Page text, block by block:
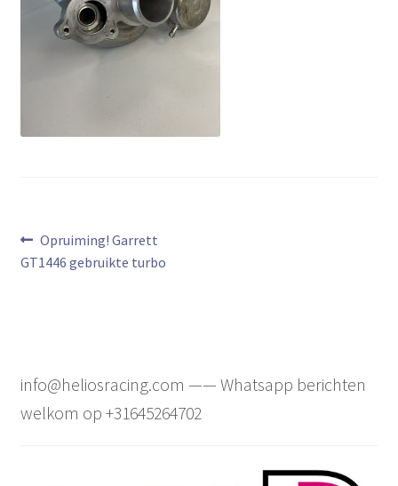
Bericht
navigatie
Vorig
bericht:
Opruiming! Garrett
GT1446 gebruikte turbo
info@heliosracing.com —— Whatsapp berichten
welkom op +31645264702